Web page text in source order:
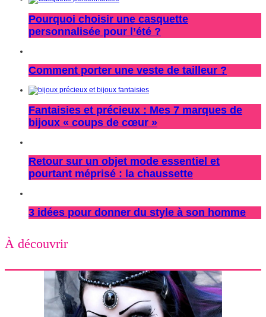
Pourquoi choisir une casquette
personnalisée pour l’été ?
Comment porter une veste de tailleur ?
Fantaisies et précieux : Mes 7 marques de
bijoux « coups de cœur »
Retour sur un objet mode essentiel et
pourtant méprisé : la chaussette
3 idées pour donner du style à son homme
À découvrir